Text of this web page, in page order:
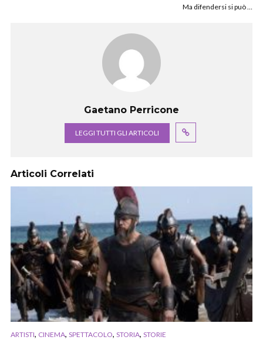
Ma difendersi si può …
Gaetano Perricone
LEGGI TUTTI GLI ARTICOLI
Articoli Correlati
ARTISTI, CINEMA, SPETTACOLO, STORIA, STORIE